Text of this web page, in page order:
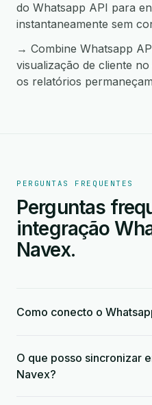
do Whatsapp API para
instantaneamente sem
→ Combine Whatsapp
visualização de cliente
os relatórios
PERGUNTAS FREQUENTES
Perguntas
integração
Navex.
Como conecto o
O que posso sincronizar
Navex?